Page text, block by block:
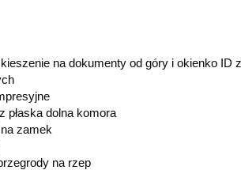
na dokumenty od góry i okienko ID
płaska dolna komora
zamek
na rzep